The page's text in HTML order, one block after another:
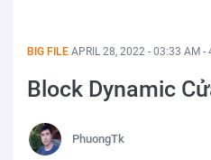
BIG FILE APRIL 28, 2022 - 03:33 AM -
Block Dynamic
PhuongTk